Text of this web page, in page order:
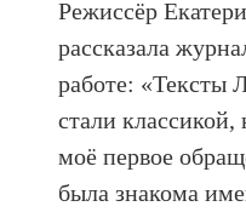
Режиссёр
рассказала
работе: «Тексты
стали классикой,
моё первое
была знакома